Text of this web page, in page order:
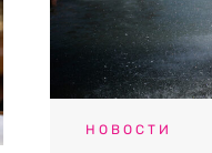
НОВОСТИ